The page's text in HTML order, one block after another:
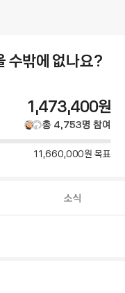
수밖에 없나요?
총
모
금
1,473,400원
총 4,753명 참여
목
11,660,000원 목표
소식